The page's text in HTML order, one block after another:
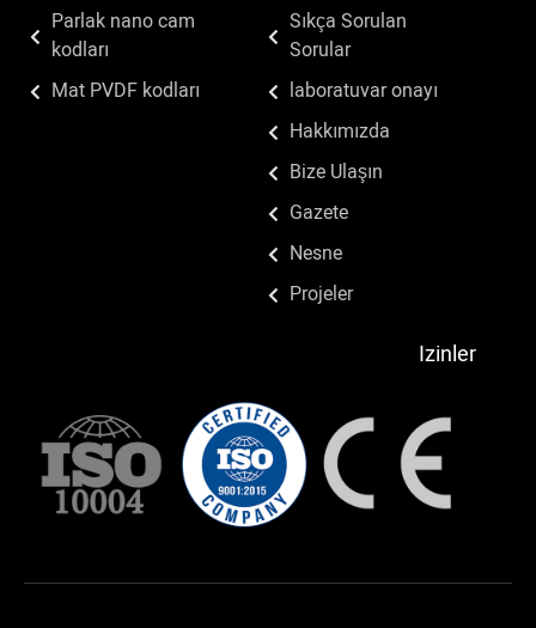
Parlak nano cam
kodları
Mat PVDF kodları
Sıkça Sorulan
Sorular
laboratuvar onayı
Hakkımızda
Bize Ulaşın
Gazete
Nesne
Projeler
Izinler